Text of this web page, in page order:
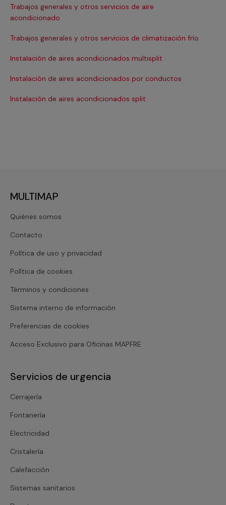
Trabajos generales y otros servicios de aire
acondicionado
Trabajos generales y otros servicios de climatización frío
Instalación de aires acondicionados multisplit
Instalación de aires acondicionados por conductos
Instalación de aires acondicionados split
MULTIMAP
Quiénes somos
Contacto
Política de uso y privacidad
Política de cookies
Términos y condiciones
Sistema interno de información
Preferencias de cookies
Acceso Exclusivo para Oficinas MAPFRE
Servicios de urgencia
Cerrajería
Fontanería
Electricidad
Cristalería
Calefacción
Sistemas sanitarios